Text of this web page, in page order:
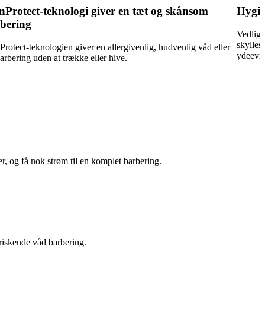
teknologi giver en tæt og skånsom
teknologien giver en allergivenlig, hudvenlig våd eller
uden at trække eller hive.
og få nok strøm til en komplet barbering.
våd barbering.